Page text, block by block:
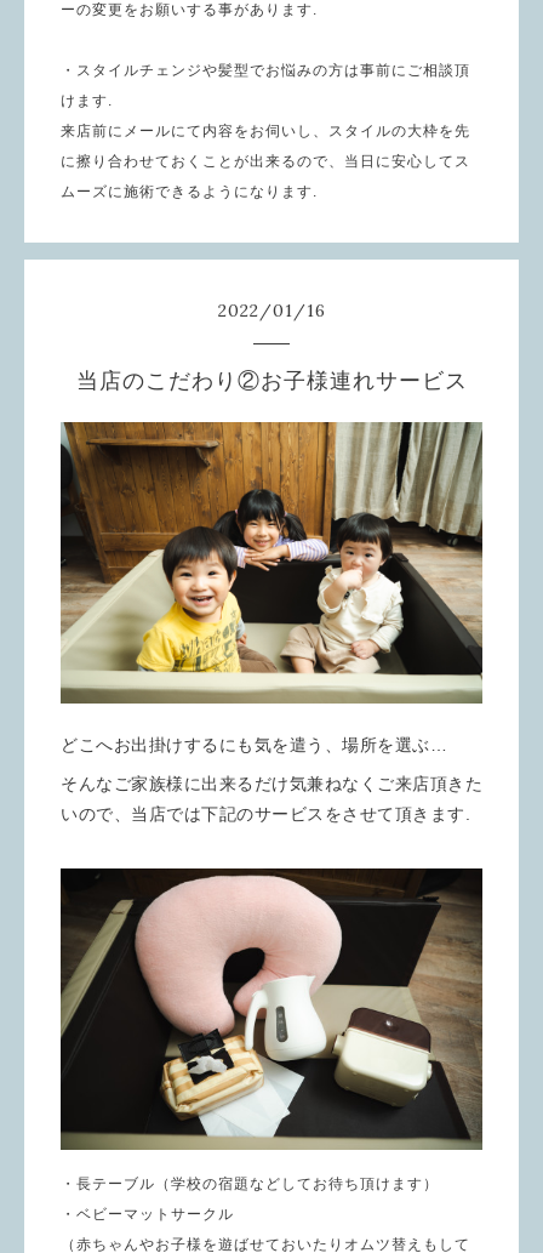
ーの変更をお願いする事があります.
・スタイルチェンジや髪型でお悩みの方は事前にご相談頂
けます.
来店前にメールにて内容をお伺いし、スタイルの大枠を先
に擦り合わせておくことが出来るので、 当日に安心してス
ムーズに施術できるようになります.
2022/01/16
当店のこだわり②お子様連れサービス
どこへお出掛けするにも気を遣う、場所を選ぶ…
そんなご家族様に出来るだけ気兼ねなくご来店頂きた
いので、当店では下記のサービスをさせて頂きます.
・長テーブル（学校の宿題などしてお待ち頂けます）
・ベビーマットサークル
（赤ちゃんやお子様を遊ばせておいたりオムツ替えもして